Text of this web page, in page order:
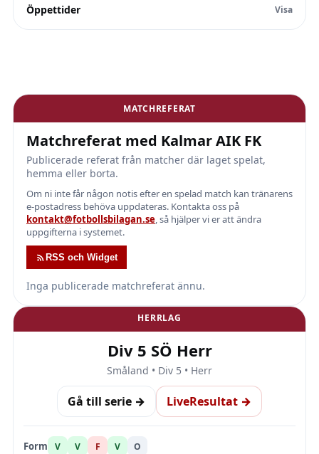
Öppettider
MATCHREFERAT
Matchreferat med Kalmar AIK FK
Publicerade referat från matcher där laget spelat,
hemma eller borta.
Om ni inte får någon notis efter en spelad match kan tränarens
e-postadress behöva uppdateras. Kontakta oss på
kontakt@fotbollsbilagan.se, så hjälper vi er att ändra
uppgifterna i systemet.
RSS och Widget
Inga publicerade matchreferat ännu.
HERRLAG
Div 5 SÖ Herr
Småland • Div 5 • Herr
Gå till serie → LiveResultat →
Form V V F V O